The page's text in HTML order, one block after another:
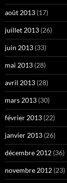
août 2013 (17)
juillet 2013 (26)
juin 2013 (33)
mai 2013 (28)
avril 2013 (28)
mars 2013 (30)
février 2013 (22)
janvier 2013 (26)
décembre 2012 (36)
novembre 2012 (23)